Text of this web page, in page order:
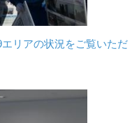
リアの状況をご覧いただ